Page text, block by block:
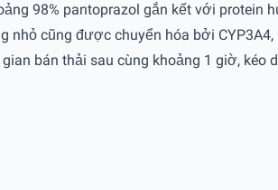
98% pantoprazol gắn kết với protein
cũng được chuyển hóa bởi CYP3A4,
bán thải sau cùng khoảng 1 giờ, kéo